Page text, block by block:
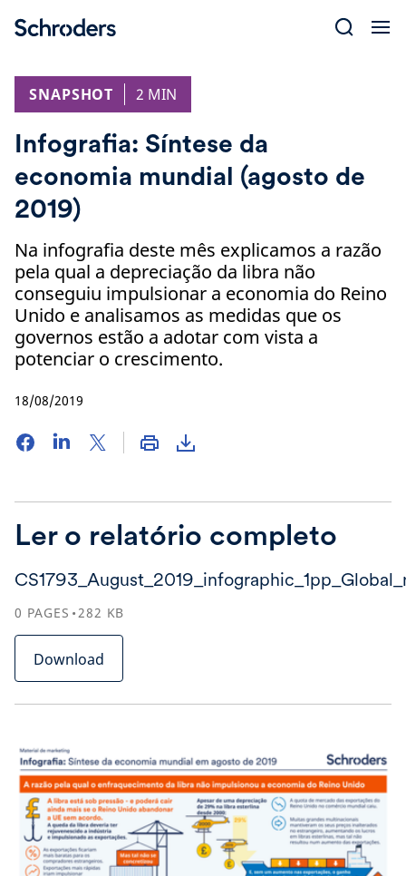
SNAPSHOT
2 MIN
Infografia: Síntese da
economia mundial (agosto de
2019)
Na infografia deste mês explicamos a razão
pela qual a depreciação da libra não
conseguiu impulsionar a economia do Reino
Unido e analisamos as medidas que os
governos estão a adotar com vista a
potenciar o crescimento.
18/08/2019
Ler o relatório completo
0 PAGES 282 KB
Download